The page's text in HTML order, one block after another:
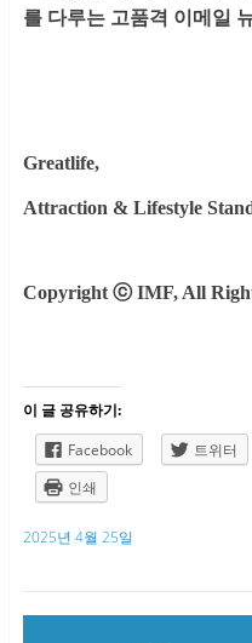
를 다루는 고품격 이메일
Greatlife,
Attraction & Lifestyle
Copyright ⓒIMF, All
이 글 공유하기:
Facebook
트위터
인쇄
2025년 4월 25일